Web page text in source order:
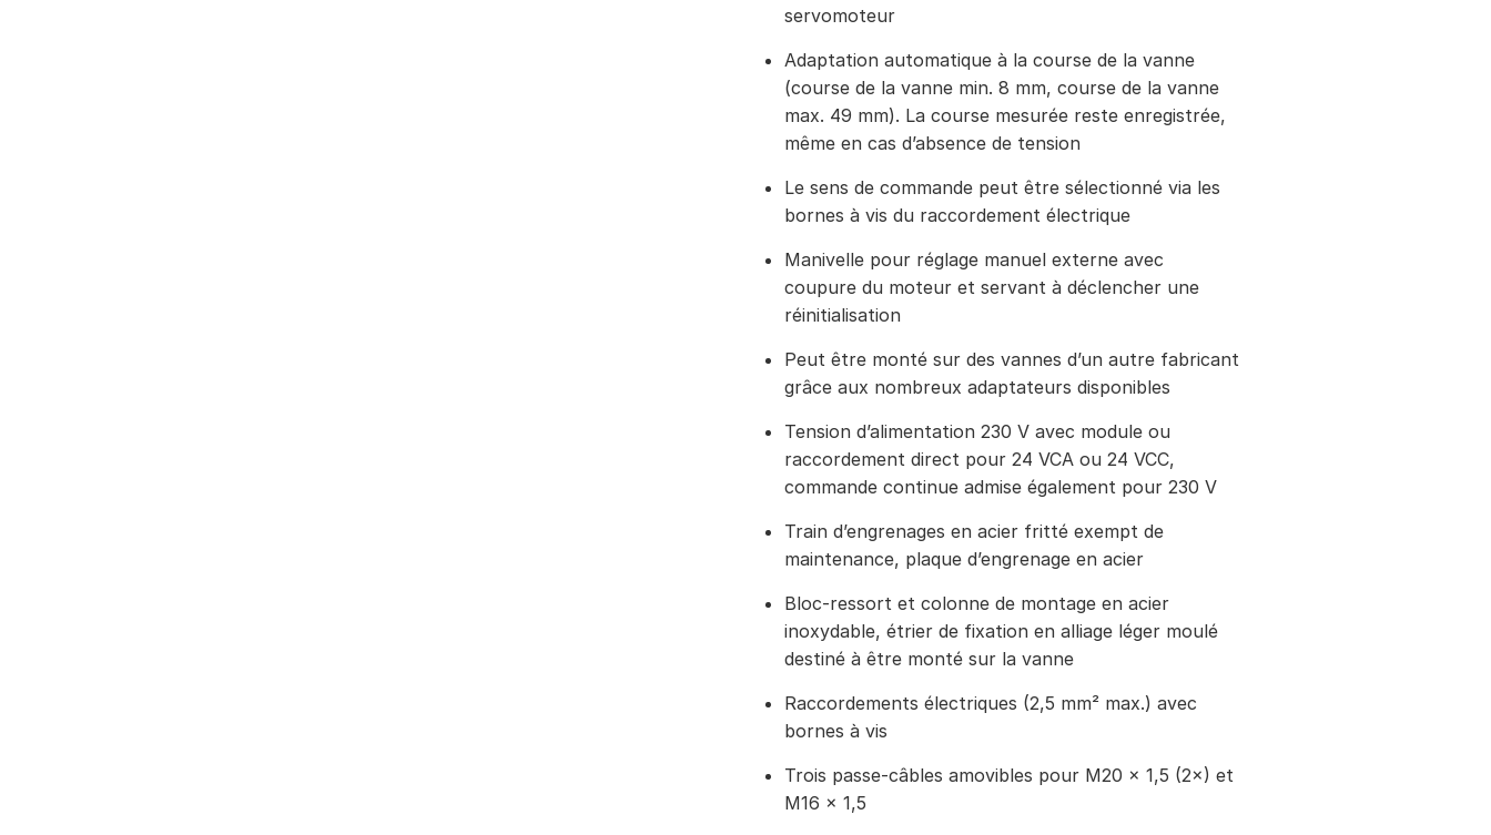
servomoteur
Adaptation automatique à la course de la vanne
(course de la vanne min. 8 mm, course de la vanne
max. 49 mm). La course mesurée reste enregistrée,
même en cas d’absence de tension
Le sens de commande peut être sélectionné via les
bornes à vis du raccordement électrique
Manivelle pour réglage manuel externe avec
coupure du moteur et servant à déclencher une
réinitialisation
Peut être monté sur des vannes d’un autre fabricant
grâce aux nombreux adaptateurs disponibles
Tension d’alimentation 230 V avec module ou
raccordement direct pour 24 VCA ou 24 VCC,
commande continue admise également pour 230 V
Train d’engrenages en acier fritté exempt de
maintenance, plaque d’engrenage en acier
Bloc-ressort et colonne de montage en acier
inoxydable, étrier de fixation en alliage léger moulé
destiné à être monté sur la vanne
Raccordements électriques (2,5 mm² max.) avec
bornes à vis
Trois passe-câbles amovibles pour M20 × 1,5 (2×) et
M16 × 1,5